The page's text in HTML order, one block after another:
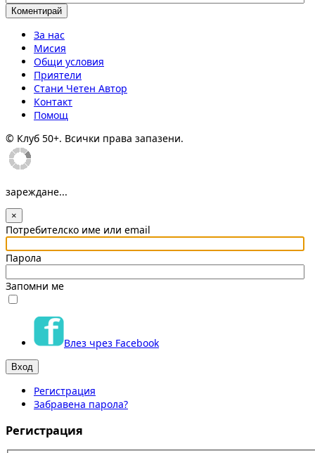
За нас
Мисия
Общи условия
Приятели
Стани Четен Автор
Контакт
Помощ
© Клуб 50+. Всички права запазени.
зареждане...
×
Потребителско име или email
Парола
Запомни ме
Влез чрез Facebook
Регистрация
Забравена парола?
Регистрация